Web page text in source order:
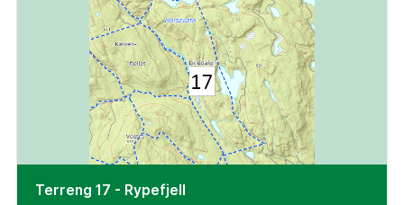
Terreng 17 - Rypefjell